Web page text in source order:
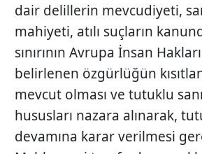
dair delillerin mevcudiyeti,
mahiyeti, atılı suçların
sınırının Avrupa İnsan
belirlenen özgürlüğün
mevcut olması ve tutuklu
hususları nazara alınarak,
devamına karar verilmesi